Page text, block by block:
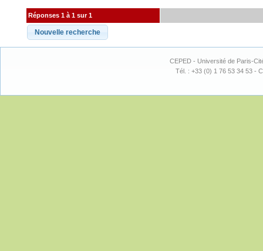
Réponses 1 à 1 sur 1
CEPED - Université de Paris-
Tél. : +33 (0) 1 76 53 34 53 -